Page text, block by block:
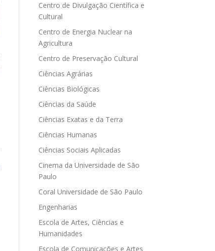
Centro de Divulgação Científica e
Cultural
Centro de Energia Nuclear na
Agricultura
Centro de Preservação Cultural
Ciências Agrárias
Ciências Biológicas
Ciências da Saúde
Ciências Exatas e da Terra
Ciências Humanas
Ciências Sociais Aplicadas
Cinema da Universidade de São
Paulo
Coral Universidade de São Paulo
Engenharias
Escola de Artes, Ciências e
Humanidades
Escola de Comunicações e Artes